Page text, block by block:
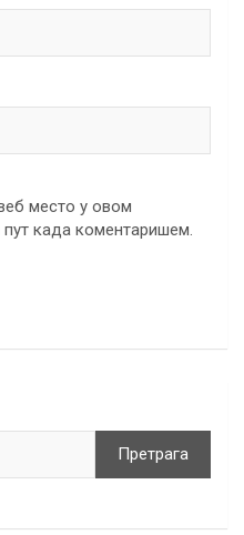
место у овом
када коментаришем.
Претрага